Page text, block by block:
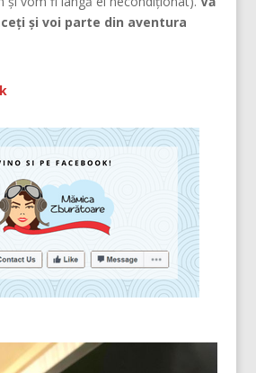
și voi parte din aventura